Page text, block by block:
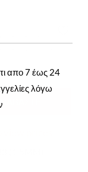
απο 7 έως 24
λόγω